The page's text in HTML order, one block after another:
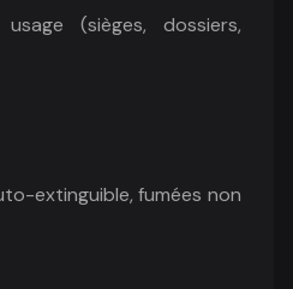
(sièges, dossiers,
extinguible, fumées non